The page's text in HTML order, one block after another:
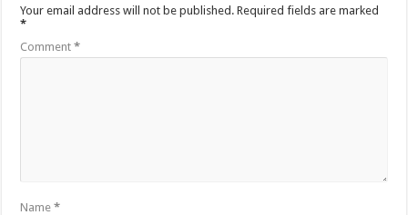
Your email address will not be published. Required fields are marked
*
Comment*
Name*